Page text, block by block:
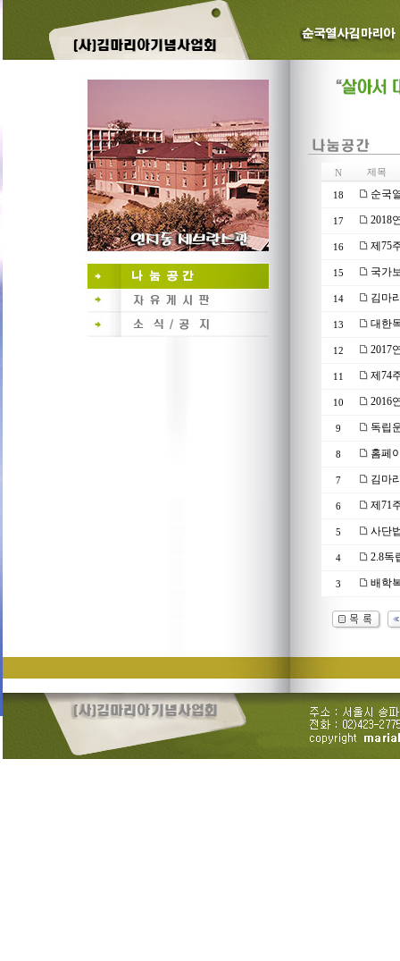
N 제목
18 순국
17 2018
16 제75
15 국가
14 김마
13 대한
12 2017
11 제74
10 2016
9 독립
8 홈페
7 김마
6 제71
5 사단
4 2.8독
3 배학